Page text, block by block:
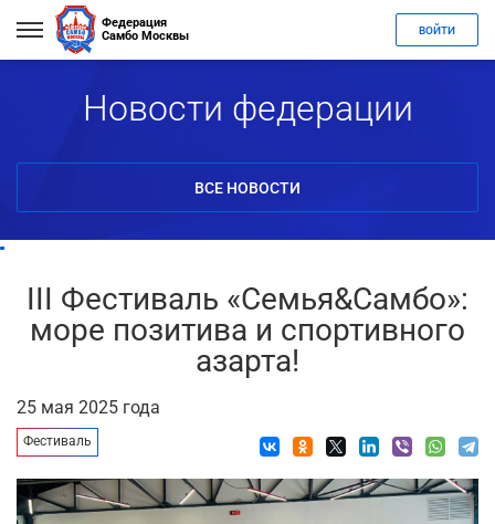
Федерация
Самбо Москвы
ВОЙТИ
Новости федерации
ВСЕ НОВОСТИ
III Фестиваль «Семья&Самбо»:
море позитива и спортивного
азарта!
25 мая 2025 года
Фестиваль